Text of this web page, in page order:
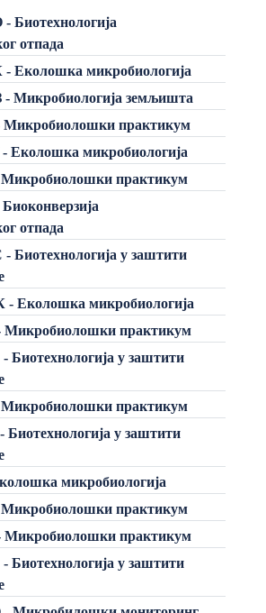
отпада
микробиологија
земљишта
практикум
микробиологија
практикум
отпада
у заштити
микробиологија
практикум
у заштити
практикум
у заштити
микробиологија
практикум
практикум
у заштити